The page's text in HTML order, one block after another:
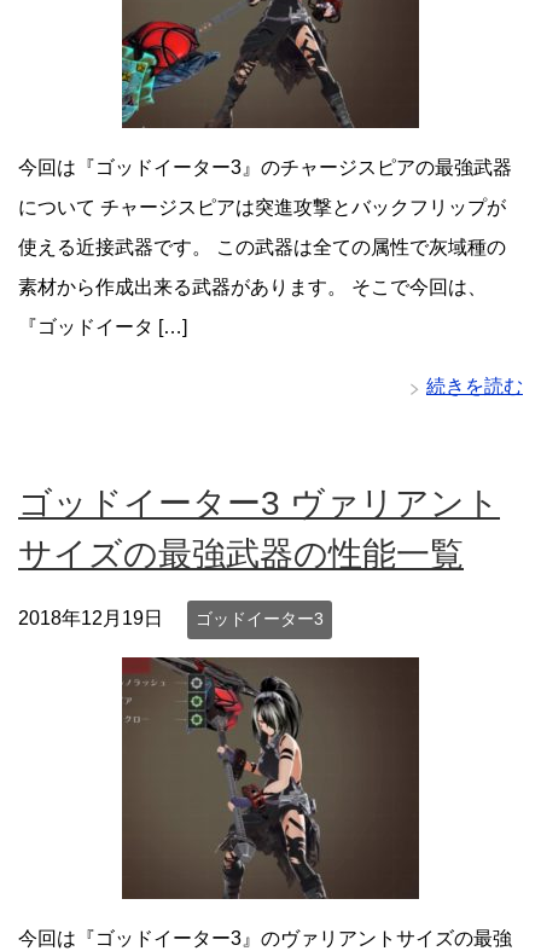
今回は『ゴッドイーター3』のチャージスピアの最強武器
について チャージスピアは突進攻撃とバックフリップが
使える近接武器です。 この武器は全ての属性で灰域種の
素材から作成出来る武器があります。 そこで今回は、
『ゴッドイータ […]
続きを読む
ゴッドイーター3 ヴァリアント
サイズの最強武器の性能一覧
2018年12月19日 ゴッドイーター3
今回は『ゴッドイーター3』のヴァリアントサイズの最強